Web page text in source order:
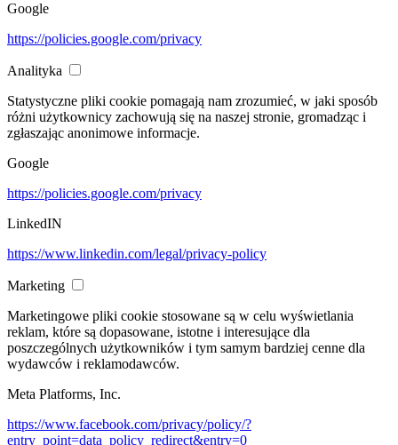
Google
https://policies.google.com/privacy
Analityka
Statystyczne pliki cookie pomagają nam zrozumieć, w jaki sposób
różni użytkownicy zachowują się na naszej stronie, gromadząc i
zgłaszając anonimowe informacje.
Google
https://policies.google.com/privacy
LinkedIN
https://www.linkedin.com/legal/privacy-policy
Marketing
Marketingowe pliki cookie stosowane są w celu wyświetlania
reklam, które są dopasowane, istotne i interesujące dla
poszczególnych użytkowników i tym samym bardziej cenne dla
wydawców i reklamodawców.
Meta Platforms, Inc.
https://www.facebook.com/privacy/policy/?
entry_point=data_policy_redirect&entry=0